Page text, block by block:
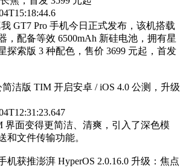
我 GT7 Pro 手机今日正式发布，该机搭载
，配备等效 6500mAh 新硅电池，拥有星
探索版 3 种配色，售价 3699 元起，首发
洁版 TIM 开启安卓 / iOS 4.0 公测，升级
界面变得更简洁、清爽，引入了深色模
和文件传输功能。
机获推澎湃 HyperOS 2.0.16.0 升级：焦点